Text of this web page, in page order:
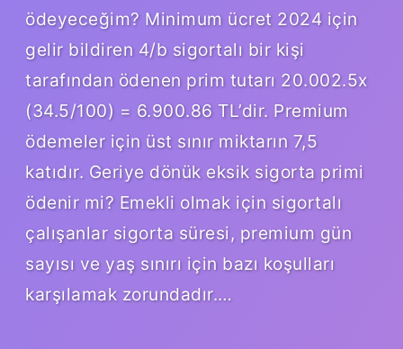
ödeyeceğim? Minimum ücret 2024 için
gelir bildiren 4/b sigortalı bir kişi
tarafından ödenen prim tutarı 20.002.5x
(34.5/100) = 6.900.86 TL’dir. Premium
ödemeler için üst sınır miktarın 7,5
katıdır. Geriye dönük eksik sigorta primi
ödenir mi? Emekli olmak için sigortalı
çalışanlar sigorta süresi, premium gün
sayısı ve yaş sınırı için bazı koşulları
karşılamak zorundadır.…